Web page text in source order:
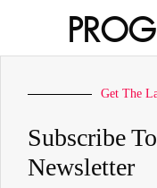
Get The
Subscribe
Newsletter